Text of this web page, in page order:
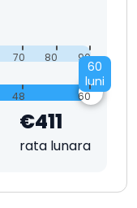
70 80 90
60
luni
48 60
€411
rata lunara